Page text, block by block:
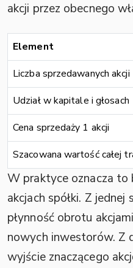
akcji przez obecnego
Element
Liczba sprzedawanych akcji
Udział w kapitale i głosach
Cena sprzedaży 1 akcji
Szacowana wartość całej
W praktyce oznacza to
akcjach spółki. Z
płynność obrotu
nowych inwestorów. Z
wyjście znaczącego